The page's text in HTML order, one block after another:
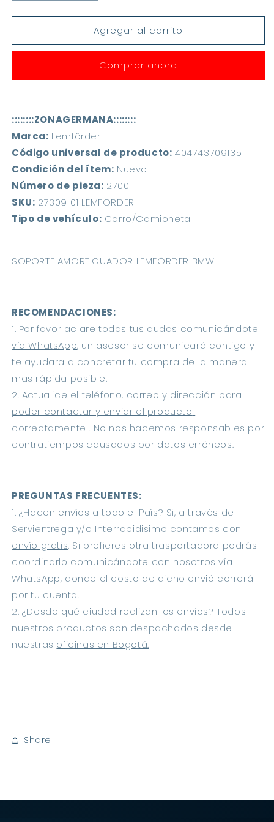
cantidad
para
Amortiguador
325i
-
Delantero
cantidad
para
Soporte
Amortiguador
E36
325i
-
Delantero
Agregar al carrito
Comprar ahora
::::::::ZONAGERMANA::::::::
Marca: Lemförder
Código universal de producto: 4047437091351
Condición del ítem: Nuevo
Número de pieza: 27001
SKU: 27309 01 LEMFORDER
Tipo de vehículo: Carro/Camioneta
SOPORTE AMORTIGUADOR LEMFÖRDER BMW
RECOMENDACIONES:
1. Por favor aclare todas tus dudas comunicándote
vía WhatsApp, un asesor se comunicará contigo y
te ayudara a concretar tu compra de la manera
mas rápida posible.
2. Actualice el teléfono, correo y dirección para
poder contactar y enviar el producto
correctamente . No nos hacemos responsables por
contratiempos causados por datos erróneos.
PREGUNTAS FRECUENTES:
Servientrega y/o Interrapidisimo contamos con
envío gratis. Si prefieres otra trasportadora podrás
coordinarlo comunicándote con nosotros vía
WhatsApp, donde el costo de dicho envió correrá
por tu cuenta.
2. ¿Desde qué ciudad realizan los envíos? Todos
nuestros productos son despachados desde
nuestras oficinas en Bogotá.
Share